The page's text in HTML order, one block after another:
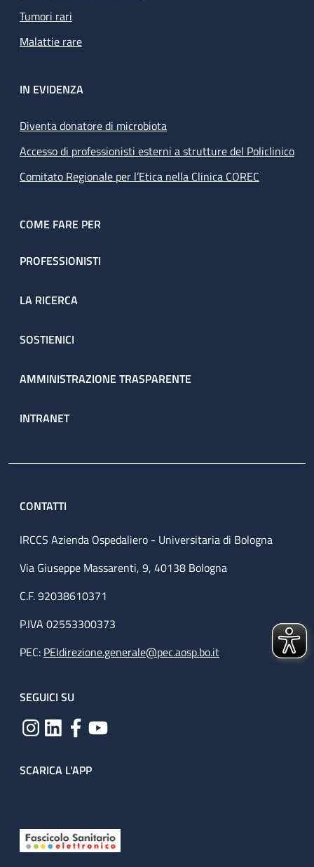
Tumori rari
Malattie rare
IN EVIDENZA
Diventa donatore di microbiota
Accesso di professionisti esterni a strutture del Policlinico
Comitato Regionale per l’Etica nella Clinica COREC
COME FARE PER
PROFESSIONISTI
LA RICERCA
SOSTIENICI
AMMINISTRAZIONE TRASPARENTE
INTRANET
CONTATTI
IRCCS Azienda Ospedaliero - Universitaria di Bologna
Via Giuseppe Massarenti, 9, 40138 Bologna
C.F. 92038610371
P.IVA 02553300373
PEC: PEIdirezione.generale@pec.aosp.bo.it
SEGUICI SU
SCARICA L'APP